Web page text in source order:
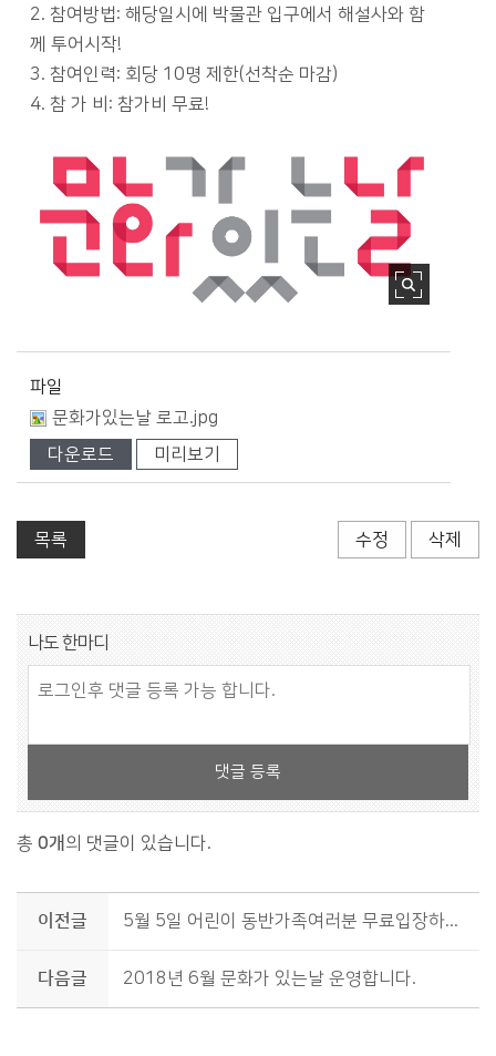
2. 참여방법: 해당일시에 박물관 입구에서 해설사와 함
께 투어시작!
3. 참여인력: 회당 10명 제한(선착순 마감)
4. 참 가 비: 참가비 무료!
파일
문화가있는날 로고.jpg
다운로드
미리보기
목록 수정 삭제
나도 한마디
댓글 등록
총 0개 의 댓글이 있습니다.
이전글 5월 5일 어린이 동반가족여러분 무료입장하세요~~~
다음글 2018년 6월 문화가 있는날 운영합니다.